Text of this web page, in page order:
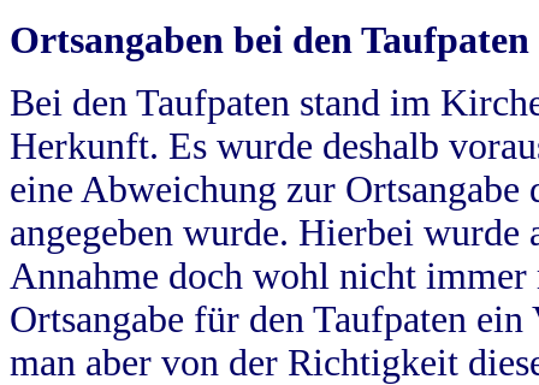
Ortsangaben bei den Taufpaten
Bei den Taufpaten stand im
Herkunft. Es wurde deshalb
eine Abweichung zur
angegeben wurde. Hierbei wurde
Annahme doch wohl nicht
Ortsangabe für den Taufpaten
man aber von der Richtigkeit